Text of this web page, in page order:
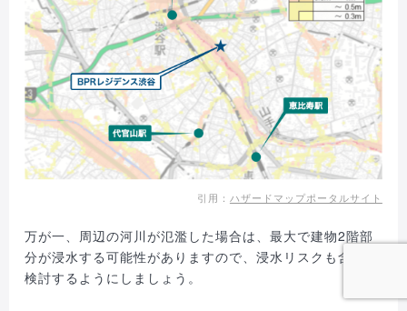
引用： ハザードマップポータルサイト
万が一、周辺の河川が氾濫した場合は、最大で建物2階部
分が浸水する可能性がありますので、浸水リスクも含めて
検討するようにしましょう。